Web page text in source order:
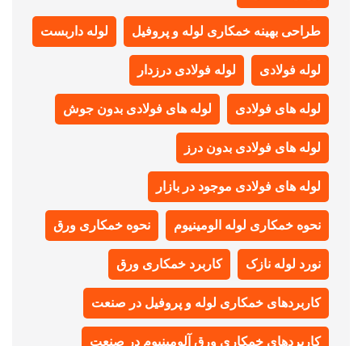
طراحی بهینه خمکاری لوله و پروفیل لوله داربست
لوله فولادی لوله فولادی درزدار
لوله های فولادی لوله های فولادی بدون جوش
لوله های فولادی بدون درز
لوله های فولادی موجود در بازار
نحوه خمکاری لوله الومینیوم نحوه خمکاری ورق
نورد لوله نازک کاربرد خمکاری ورق
کاربردهای خمکاری لوله و پروفیل در صنعت
کاربردهای خمکاری ورق آلومینیوم در صنعت